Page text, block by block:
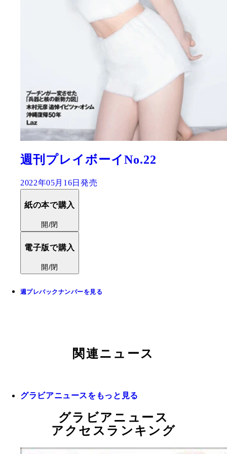
週刊プレイボーイNo.22
2022年05月16日発売
紙の本で購入
開/閉
電子版で購入
開/閉
週プレバックナンバーを見る
関連ニュース
グラビアニュースをもっと見る
グラビアニュース
アクセスランキング